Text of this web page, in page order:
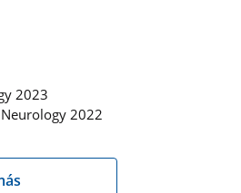
2023
2022